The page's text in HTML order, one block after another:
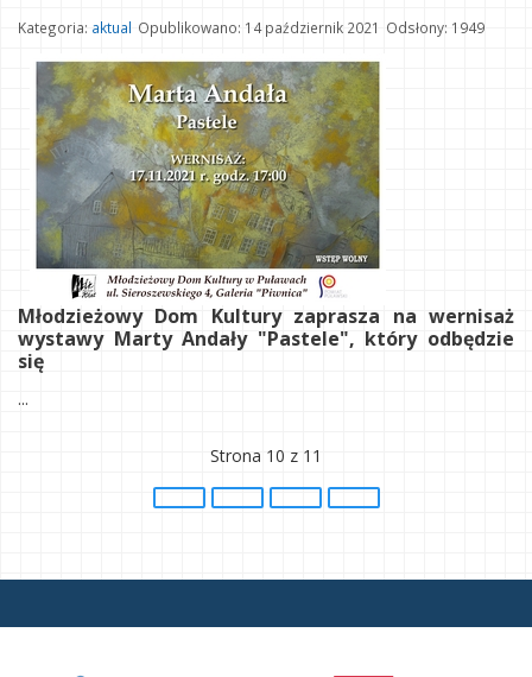
Kategoria: aktual Opublikowano: 14 październik 2021 Odsłony: 1949
Młodzieżowy Dom Kultury zaprasza na wernisaż
wystawy Marty Andały "Pastele", który odbędzie
się
...
Strona 10 z 11